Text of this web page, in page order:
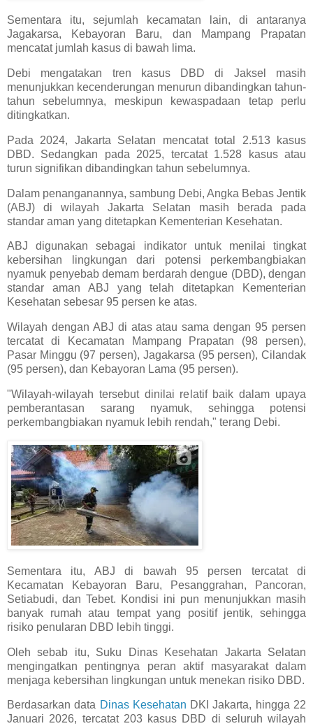
Sementara itu, sejumlah kecamatan lain, di antaranya
Jagakarsa, Kebayoran Baru, dan Mampang Prapatan
mencatat jumlah kasus di bawah lima.
Debi mengatakan tren kasus DBD di Jaksel masih
menunjukkan kecenderungan menurun dibandingkan tahun-
tahun sebelumnya, meskipun kewaspadaan tetap perlu
ditingkatkan.
Pada 2024, Jakarta Selatan mencatat total 2.513 kasus
DBD. Sedangkan pada 2025, tercatat 1.528 kasus atau
turun signifikan dibandingkan tahun sebelumnya.
Dalam penanganannya, sambung Debi, Angka Bebas Jentik
(ABJ) di wilayah Jakarta Selatan masih berada pada
standar aman yang ditetapkan Kementerian Kesehatan.
ABJ digunakan sebagai indikator untuk menilai tingkat
kebersihan lingkungan dari potensi perkembangbiakan
nyamuk penyebab demam berdarah dengue (DBD), dengan
standar aman ABJ yang telah ditetapkan Kementerian
Kesehatan sebesar 95 persen ke atas.
Wilayah dengan ABJ di atas atau sama dengan 95 persen
tercatat di Kecamatan Mampang Prapatan (98 persen),
Pasar Minggu (97 persen), Jagakarsa (95 persen), Cilandak
(95 persen), dan Kebayoran Lama (95 persen).
"Wilayah-wilayah tersebut dinilai relatif baik dalam upaya
pemberantasan sarang nyamuk, sehingga potensi
perkembangbiakan nyamuk lebih rendah," terang Debi.
Sementara itu, ABJ di bawah 95 persen tercatat di
Kecamatan Kebayoran Baru, Pesanggrahan, Pancoran,
Setiabudi, dan Tebet. Kondisi ini pun menunjukkan masih
banyak rumah atau tempat yang positif jentik, sehingga
risiko penularan DBD lebih tinggi.
Oleh sebab itu, Suku Dinas Kesehatan Jakarta Selatan
mengingatkan pentingnya peran aktif masyarakat dalam
menjaga kebersihan lingkungan untuk menekan risiko DBD.
Berdasarkan data Dinas Kesehatan DKI Jakarta, hingga 22
Januari 2026, tercatat 203 kasus DBD di seluruh wilayah